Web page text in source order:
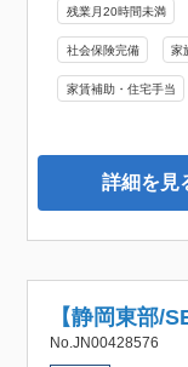
残業月20時間未満
社会保険完備 家
家賃補助・住宅手当
詳細を見
【静岡東部/
No.JN00428576